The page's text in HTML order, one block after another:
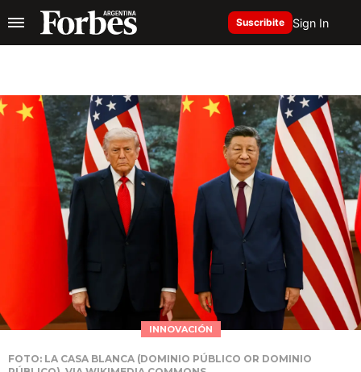
Suscribite Sign In
INNOVACIÓN
FOTO: LA CASA BLANCA (DOMINIO PÚBLICO OR DOMINIO